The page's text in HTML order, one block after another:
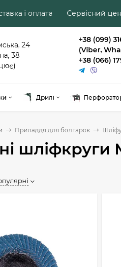
і оплата Сервісний
24
38
+38 (099)
(Viber,
+38 (066)
Дрилі
Приладдя для болгарок
шліфкруги